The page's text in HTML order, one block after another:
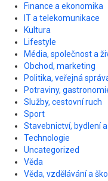
Finance a ekonomika
IT a telekomunikace
Kultura
Lifestyle
Média, společnost a
Obchod, marketing
Politika, veřejná
Potraviny,
Služby, cestovní ruch
Sport
Stavebnictví, bydlení
Technologie
Uncategorized
Věda
Věda, vzdělávání a